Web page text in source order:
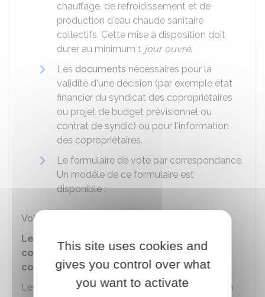
chauffage, de refroidissement et de
production d'eau chaude sanitaire
collectifs. Cette mise à disposition doit
durer au minimum 1 jour ouvré.
Les documents nécessaires pour la
validité d'une décision (par exemple état
financier du syndicat des copropriétaires
ou projet de budget prévisionnel ou
contrat de syndic) ou pour l'information
des copropriétaires.
Le formulaire de vote par correspondance.
Un modèle de ce formulaire est
disponible :
Vote par correspondance d'un copropriétaire
Les devis doivent-ils être joints à la
convocation d'un assemblée générale de
copropriété ?
Les devis doivent obligatoirement être joints à la
This site uses cookies and
gives you control over what
you want to activate